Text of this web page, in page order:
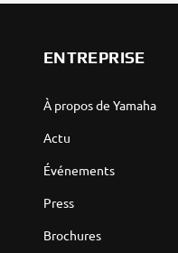
ENTREPRISE
À propos de Yamaha
Actu
Événements
Press
Brochures